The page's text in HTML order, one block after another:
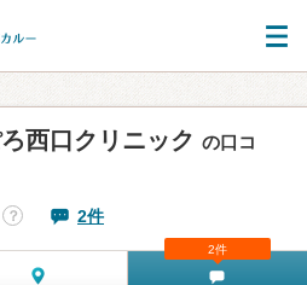
西口クリニック の口コ
？ 2件
2件